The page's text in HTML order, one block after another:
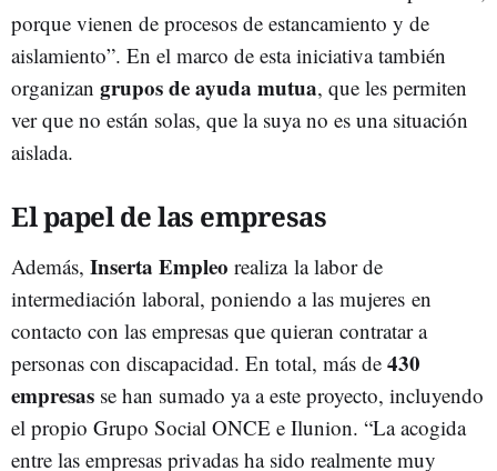
porque vienen de procesos de estancamiento y de
aislamiento”. En el marco de esta iniciativa también
organizan grupos de ayuda mutua, que les permiten
ver que no están solas, que la suya no es una situación
aislada.
El papel de las empresas
Además, Inserta Empleo realiza la labor de
intermediación laboral, poniendo a las mujeres en
contacto con las empresas que quieran contratar a
personas con discapacidad. En total, más de 430
empresas se han sumado ya a este proyecto, incluyendo
el propio Grupo Social ONCE e Ilunion. “La acogida
entre las empresas privadas ha sido realmente muy